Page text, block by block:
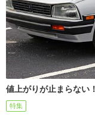
値上がりが止まらない
特集